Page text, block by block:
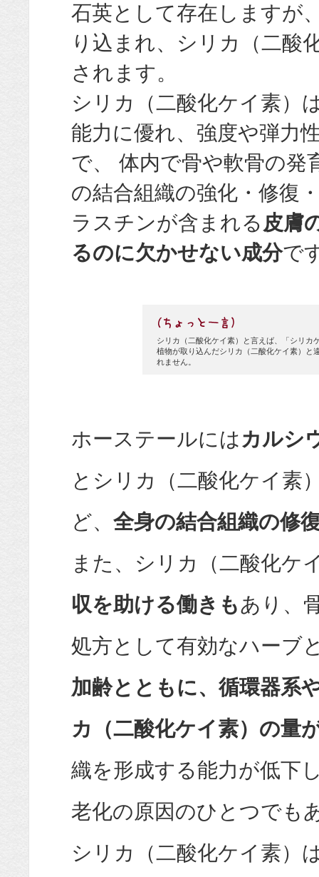
石英として存在しますが
り込まれ、シリカ（二酸
されます。
シリカ（二酸化ケイ素）
能力に優れ、強度や弾力
で、 体内で骨や軟骨の
の結合組織の強化・修復
ラスチンが含まれる 皮膚
るのに欠かせない成分で
シリカ（二酸化ケイ素）と言えば、「シリカ
植物が取り込んだシリカ（二酸化ケイ素）と
れません。
ホーステールにはカルシ
とシリカ（二酸化ケイ素
ど、 全身の結合組織の修
また、シリカ（二酸化ケ
収を助ける働きもあり、
処方として有効なハーブ
加齢とともに、循環器系
カ（二酸化ケイ素）の量
織を形成する能力が低下
老化の原因のひとつでも
シリカ（二酸化ケイ素）